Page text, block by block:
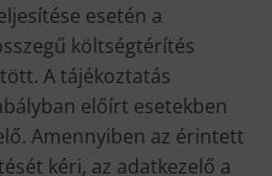
esetén a
költségtérítés
A tájékoztatás
előírt esetekben
Amennyiben az érintett
kéri, az adatkezelő a